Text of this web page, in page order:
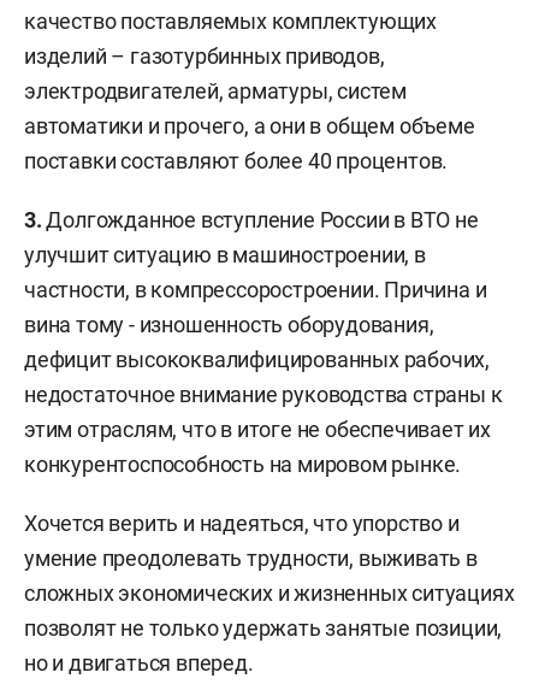
качество поставляемых комплектующих
изделий – газотурбинных приводов,
электродвигателей, арматуры, систем
автоматики и прочего, а они в общем объеме
поставки составляют более 40 процентов.
3.Долгожданное вступление России в ВТО не
улучшит ситуацию в машиностроении, в
частности, в компрессоростроении. Причина и
вина тому - изношенность оборудования,
дефицит высококвалифицированных рабочих,
недостаточное внимание руководства страны к
этим отраслям, что в итоге не обеспечивает их
конкурентоспособность на мировом рынке.
Хочется верить и надеяться, что упорство и
умение преодолевать трудности, выживать в
сложных экономических и жизненных ситуациях
позволят не только удержать занятые позиции,
но и двигаться вперед.